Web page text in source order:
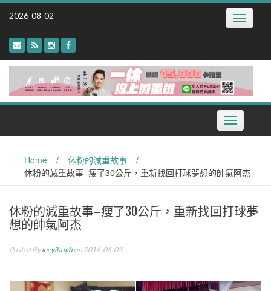
Skip
2026-08-02 Toggle
Toggle
navigation
Home / 休粉的減重故事
/
休粉的減重故事–瘦了30公斤，重新找回打球夢想的帥氣阿杰
休粉的減重故事–瘦了30公斤，重新找回打球夢
想的帥氣阿杰
Posted Byleeyihugh on 2016-06-03